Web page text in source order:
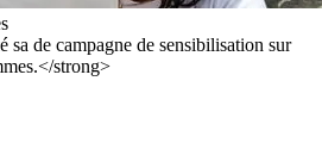
sa de campagne de sensibilisation sur
strong>